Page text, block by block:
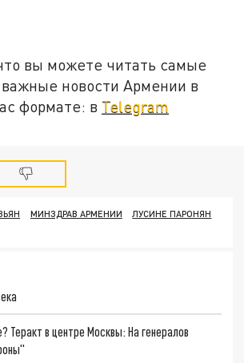
вы можете читать самые
новости Армении в
формате: в Telegram
МИНЗДРАВ АРМЕНИИ
ЛУСИНЕ ПАРОНЯН
Теракт в центре Москвы: На генералов